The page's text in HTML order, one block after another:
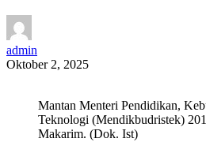
admin
Oktober 2, 2025
Mantan Menteri Pendidikan,
Teknologi (Mendikbudristek)
Makarim. (Dok. Ist)